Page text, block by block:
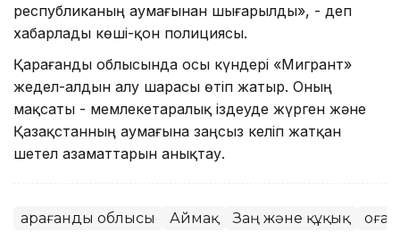
республиканың аумағынан шығарылды», - деп
хабарлады көші-қон полициясы.
Қарағанды облысында осы күндері «Мигрант»
жедел-алдын алу шарасы өтіп жатыр. Оның
мақсаты - мемлекетаралық іздеуде жүрген және
Қазақстанның аумағына заңсыз келіп жатқан
шетел азаматтарын анықтау.
Қарағанды облысы Аймақ Заң және құқық Қоғам